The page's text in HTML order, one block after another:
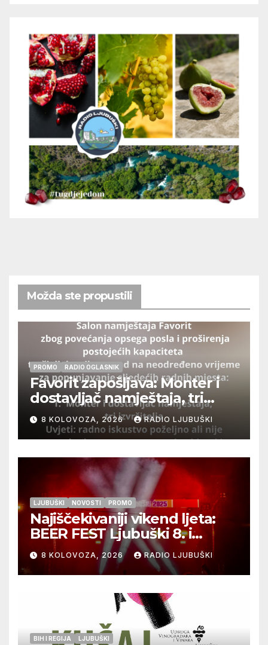
Možda ste propustili
PROMO RADIO OGLASNIK
Favorit zapošljava: Monter i
dostavljač namještaja, tri
izvršitelja
8 KOLOVOZA, 2026 RADIO LJUBUŠKI
LJUBUŠKI NOVOSTI PROMO
Najiščekivaniji vikend ljeta:
BEER FEST Ljubuški 8. i
9.kolovoza
8 KOLOVOZA, 2026 RADIO LJUBUŠKI
BIH I REGIJA LJUBUŠKI